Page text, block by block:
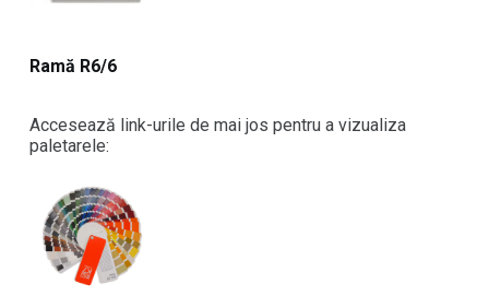
Ramă R6/6
Accesează link-urile de mai jos pentru a vizualiza
paletarele: